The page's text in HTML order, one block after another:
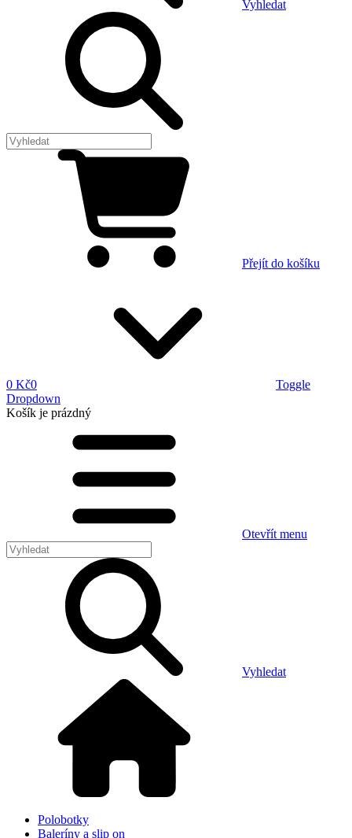
Vyhledat
Přejít do košíku
0 Kč0
Toggle
Dropdown
Košík je prázdný
Otevřít menu
Vyhledat
Polobotky
Baleríny a slip on